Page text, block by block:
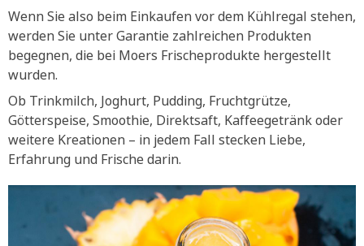
Wenn Sie also beim Einkaufen vor dem Kühlregal stehen,
werden Sie unter Garantie zahlreichen Produkten
begegnen, die bei Moers Frischeprodukte hergestellt
wurden.
Ob Trinkmilch, Joghurt, Pudding, Fruchtgrütze,
Götterspeise, Smoothie, Direktsaft, Kaffeegetränk oder
weitere Kreationen – in jedem Fall stecken Liebe,
Erfahrung und Frische darin.